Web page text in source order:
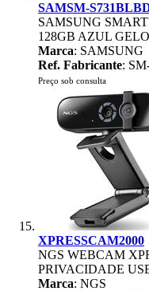
SAMSM-
SAMSUNG
128GB AZUL GELO
Marca: SAMSUNG
Ref. Fabricante:
Preço sob consulta
XPRESSCAM2000
NGS WEBCAM
PRIVACIDADE
Marca: NGS